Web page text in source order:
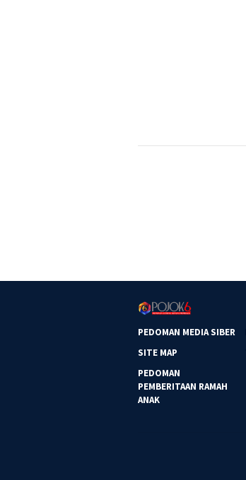
PEDOMAN MEDIA SIBER
SITE MAP
PEDOMAN
PEMBERITAAN RAMAH
ANAK